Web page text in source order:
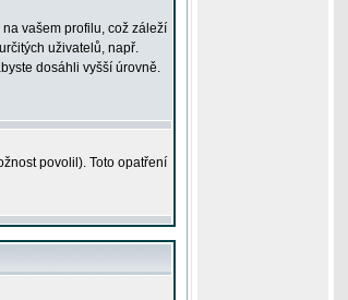
vašem profilu, což záleží
uživatelů, např.
dosáhli vyšší úrovně.
povolil). Toto opatření